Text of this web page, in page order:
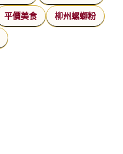
平價美食 柳州螺螄粉